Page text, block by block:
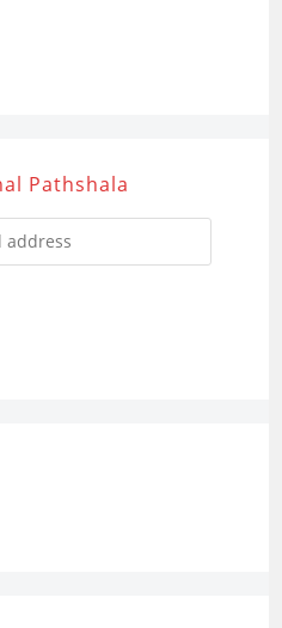
Pathshala